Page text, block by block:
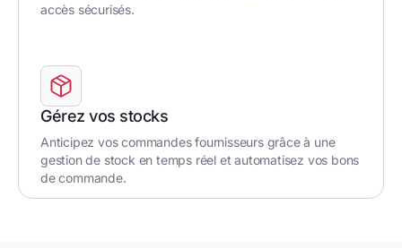
accès sécurisés.
Gérez vos stocks
Anticipez vos commandes fournisseurs grâce à une
gestion de stock en temps réel et automatisez vos bons
de commande.